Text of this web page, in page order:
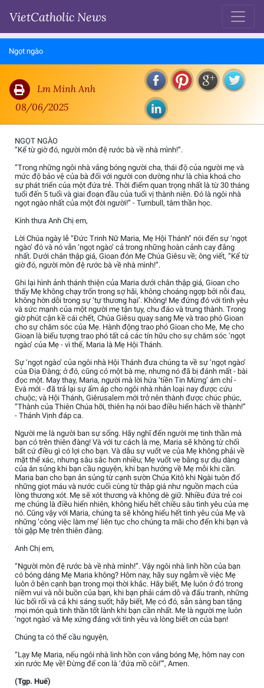
VietCatholic News
Ngọt ngào
Lm Minh Anh
08/06/2025
NGỌT NGÀO
“Kể từ giờ đó, người môn đệ rước bà về nhà mình!”.
“Trong những ngôi nhà vắng bóng người cha, thái độ của người mẹ và
mức độ bảo vệ của bà đối với người con dường như là chìa khoá cho
sự phát triển của một đứa trẻ. Thời điểm quan trọng nhất là từ 30 tháng
tuổi đến 5 tuổi và giai đoạn đầu của tuổi vị thành niên. Đó là ngôi nhà
ngọt ngào nhất của một đời người!” - Turnbull, tâm thần học.
Kính thưa Anh Chị em,
Lời Chúa ngày lễ “Đức Trinh Nữ Maria, Mẹ Hội Thánh” nói đến sự ‘ngọt
ngào’ đó và nó vẫn ‘ngọt ngào’ cả trong những hoàn cảnh cay đắng
nhất. Dưới chân thập giá, Gioan đón Mẹ Chúa Giêsu về; ông viết, “Kể từ
giờ đó, người môn đệ rước bà về nhà mình!”.
Ghi lại hình ảnh thánh thiện của Maria dưới chân thập giá, Gioan cho
thấy Mẹ không chạy trốn trong sợ hãi, không choáng ngợp bởi nỗi đau,
không hờn dỗi trong sự ‘tự thương hại’. Không! Mẹ đứng đó với tình yêu
và sức mạnh của một người mẹ tận tụy, chu đáo và trung thành. Trong
giờ phút cận kề cái chết, Chúa Giêsu quay sang Mẹ và trao phó Gioan
cho sự chăm sóc của Mẹ. Hành động trao phó Gioan cho Mẹ, Mẹ cho
Gioan là biểu tượng trao phó tất cả các tín hữu cho sự chăm sóc ‘ngọt
ngào’ của Mẹ - vì thế, Maria là Mẹ Hội Thánh.
Sự ‘ngọt ngào’ của ngôi nhà Hội Thánh đưa chúng ta về sự ‘ngọt ngào’
của Địa Đàng; ở đó, cũng có một bà mẹ, nhưng nó đã bị đánh mất - bài
đọc một. May thay, Maria, người mà lời hứa ‘tiền Tin Mừng’ ám chỉ -
Evà mới - đã trả lại sự ấm áp cho ngôi nhà nhân loại nay được cứu
chuộc; và Hội Thánh, Giêrusalem mới trở nên thành được chúc phúc,
“Thành của Thiên Chúa hỡi, thiên hạ nói bao điều hiển hách về thành!”
- Thánh Vịnh đáp ca.
Người mẹ là người ban sự sống. Hãy nghĩ đến người mẹ tinh thần mà
bạn có trên thiên đàng! Và với tư cách là mẹ, Maria sẽ không từ chối
bất cứ điều gì có lợi cho bạn. Và dẫu sự vuốt ve của Mẹ không phải về
mặt thể xác, nhưng sâu sắc hơn nhiều; Mẹ vuốt ve bằng sự dịu dàng
của ân sủng khi bạn cầu nguyện, khi bạn hướng về Mẹ mỗi khi cần.
Maria ban cho bạn ân sủng từ cạnh sườn Chúa Kitô khi Ngài tuôn đổ
những giọt máu và nước cuối cùng từ thập giá như nguồn mạch của
lòng thương xót. Mẹ sẽ xót thương và không dè giữ. Nhiều đứa trẻ coi
mẹ chúng là điều hiển nhiên, không hiểu hết chiều sâu tình yêu của mẹ
nó. Cũng vậy với Maria, chúng ta sẽ không hiểu hết tình yêu của Mẹ và
những ‘công việc làm mẹ’ liên tục cho chúng ta mãi cho đến khi bạn và
tôi gặp Mẹ trên thiên đàng.
Anh Chị em,
“Người môn đệ rước bà về nhà mình!”. Vậy ngôi nhà linh hồn của bạn
có bóng dáng Mẹ Maria không? Hôm nay, hãy suy ngẫm về việc Mẹ
luôn ở bên cạnh bạn trong mọi thời khắc. Hãy biết, Mẹ luôn ở đó trong
niềm vui và nỗi buồn của bạn, khi bạn phải cám dỗ và đấu tranh, những
lúc bối rối và cả khi sáng suốt; hãy biết, Mẹ có đó, sẵn sàng ban tặng
mọi món quà tinh thần tốt lành khi bạn cần nhất. Mẹ là người mẹ luôn
‘ngọt ngào’ và Mẹ xứng đáng với tình yêu và lòng biết ơn của bạn!
Chúng ta có thể cầu nguyện,
“Lạy Mẹ Maria, nếu ngôi nhà linh hồn con vắng bóng Mẹ, hôm nay con
xin rước Mẹ về! Đừng để con là ‘đứa mồ côi!’”, Amen.
(Tgp. Huế)